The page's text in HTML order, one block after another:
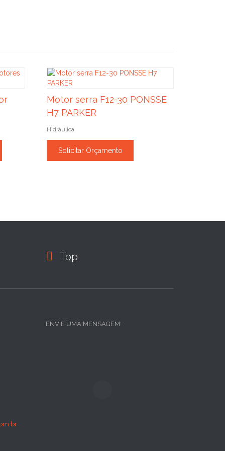
Motor serra F12-30 PONSSE
H7 PARKER
Hidráulica
Solicitar Orçamento
 Top
ENVIE UMA MENSAGEM: